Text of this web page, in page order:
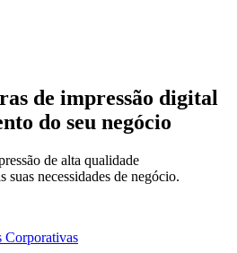
de impressão digital
do seu negócio
de alta qualidade
suas necessidades de negócio.
Corporativas